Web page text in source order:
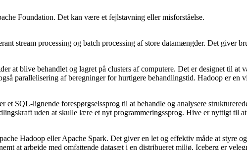
Foundation. Det kan være et fejlstavning eller misforståelse.
stream processing og batch processing af store datamængder. Det giver
at blive behandlet og lagret på clusters af computere. Det er designet til
parallelisering af beregninger for hurtigere behandlingstid. Hadoop er
SQL-lignende forespørgselssprog til at behandle og analysere
uden at skulle lære et nyt programmeringssprog. Hive er nyttigt til
Hadoop eller Apache Spark. Det giver en let og effektiv måde at styre
at arbejde med omfattende datasæt i en distribueret miljø. Iceberg er